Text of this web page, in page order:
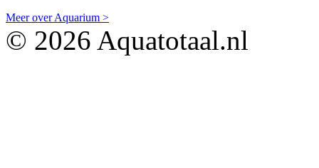
Meer over Aquarium >
© 2026 Aquatotaal.nl